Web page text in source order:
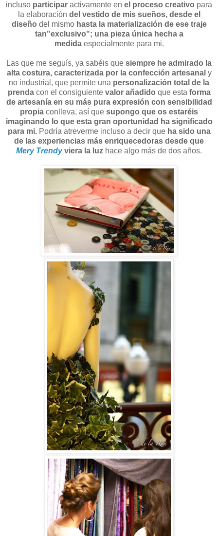
incluso participar activamente en el proceso creativo para
la elaboración del vestido de mis sueños, desde el
diseño del mismohasta la materialización de ese traje
tan"exclusivo"; una pieza única hecha a
medidaespecialmente para mi.
Las que me seguís, ya sabéis que siempre he admirado la
alta costura, caracterizada por la confección artesanal y
no industrial, que permite una personalización total de la
prendacon el consiguiente valor añadido que esta forma
de artesanía en su más pura expresión con sensibilidad
propia conlleva, así que supongo que os estaréis
imaginando lo que esta gran oportunidad ha significado
para mi.Podría atreverme incluso a decir que ha sido una
de las experiencias más enriquecedoras desde que
Mery Trendyviera la luz hace algo más de dos años.